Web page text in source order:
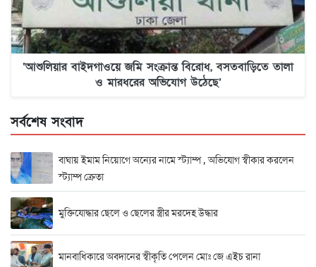
‘আশুলিয়ার বাইদগাওয়ে জমি সংক্রান্ত বিরোধ, বসতবাড়িতে তালা
ও মারধরের অভিযোগ উঠেছে’
সর্বশেষ সংবাদ
বাঘায় ইমাম নিয়োগে অন্যের নামে স্ট্যাম্প , অভিযোগ স্বীকার করলেন
স্ট্যাম্প ক্রেতা
মুক্তিযোদ্ধার ছেলে ও ছেলের স্ত্রীর মরদেহ উদ্ধার
মানবাধিকারে অবদানের স্বীকৃতি পেলেন মোঃ জে এইচ রানা